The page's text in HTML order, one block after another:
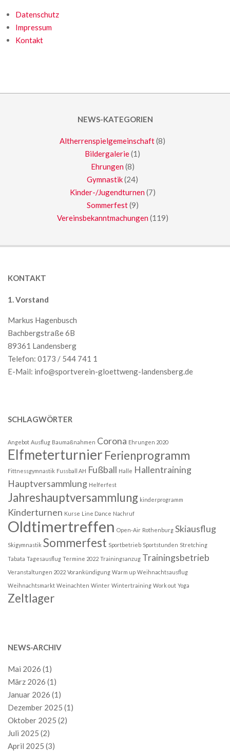
Datenschutz
Impressum
Kontakt
NEWS-KATEGORIEN
Altherrenspielgemeinschaft(8)
Bildergalerie(1)
Ehrungen (8)
Gymnastik(24)
Kinder-/Jugendturnen (7)
Sommerfest(9)
Vereinsbekanntmachungen (119)
KONTAKT
1. Vorstand
Markus Hagenbusch
Bachbergstraße 6B
89361 Landensberg
Telefon: 0173 / 544 741 1
E-Mail: info@sportverein-gloettweng-landensberg.de
SCHLAGWÖRTER
Angebot Ausflug Baumaßnahmen Corona Ehrungen 2020
Elfmeterturnier Ferienprogramm
Fittnessgymnastik Fussball AH Fußball Halle Hallentraining
Hauptversammlung Helferfest
Jahreshauptversammlung kinderprogramm
Kinderturnen Kurse Line Dance Nachruf
Oldtimertreffen Open-Air Rothenburg Skiausflug
Skigymnastik Sommerfest Sportbetrieb Sportstunden Stretching
Tabata Tagesausflug Termine 2022 Trainingsanzug Trainingsbetrieb
Veranstaltungen 2022 Vorankündigung Warm up Weihnachtsausflug
Weihnachtsmarkt Weinachten Winter Wintertraining Work out Yoga
Zeltlager
NEWS-ARCHIV
Mai 2026 (1)
März 2026 (1)
Januar 2026 (1)
Dezember 2025 (1)
Oktober 2025 (2)
Juli 2025 (2)
April 2025 (3)